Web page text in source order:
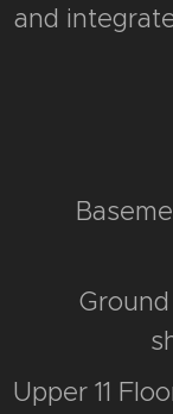
and
Upper 11